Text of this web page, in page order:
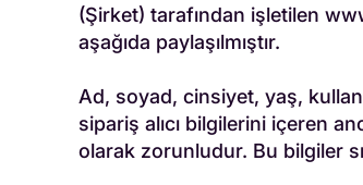
(Şirket) tarafından işletilen
aşağıda paylaşılmıştır.
Ad, soyad, cinsiyet, yaş,
sipariş alıcı bilgilerini içeren
olarak zorunludur. Bu bilgiler